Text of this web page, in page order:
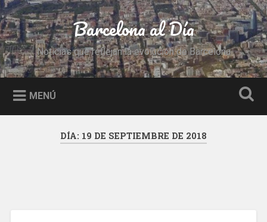
Saltar
al
contenido
Buscar Barcelona al Día
Noticias que reflejan la evolución de Barcelona
MENÚ
DÍA: 19 DE SEPTIEMBRE DE 2018